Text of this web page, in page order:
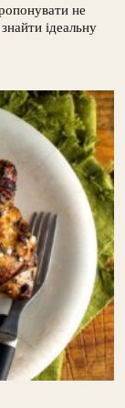
не
ідеальну